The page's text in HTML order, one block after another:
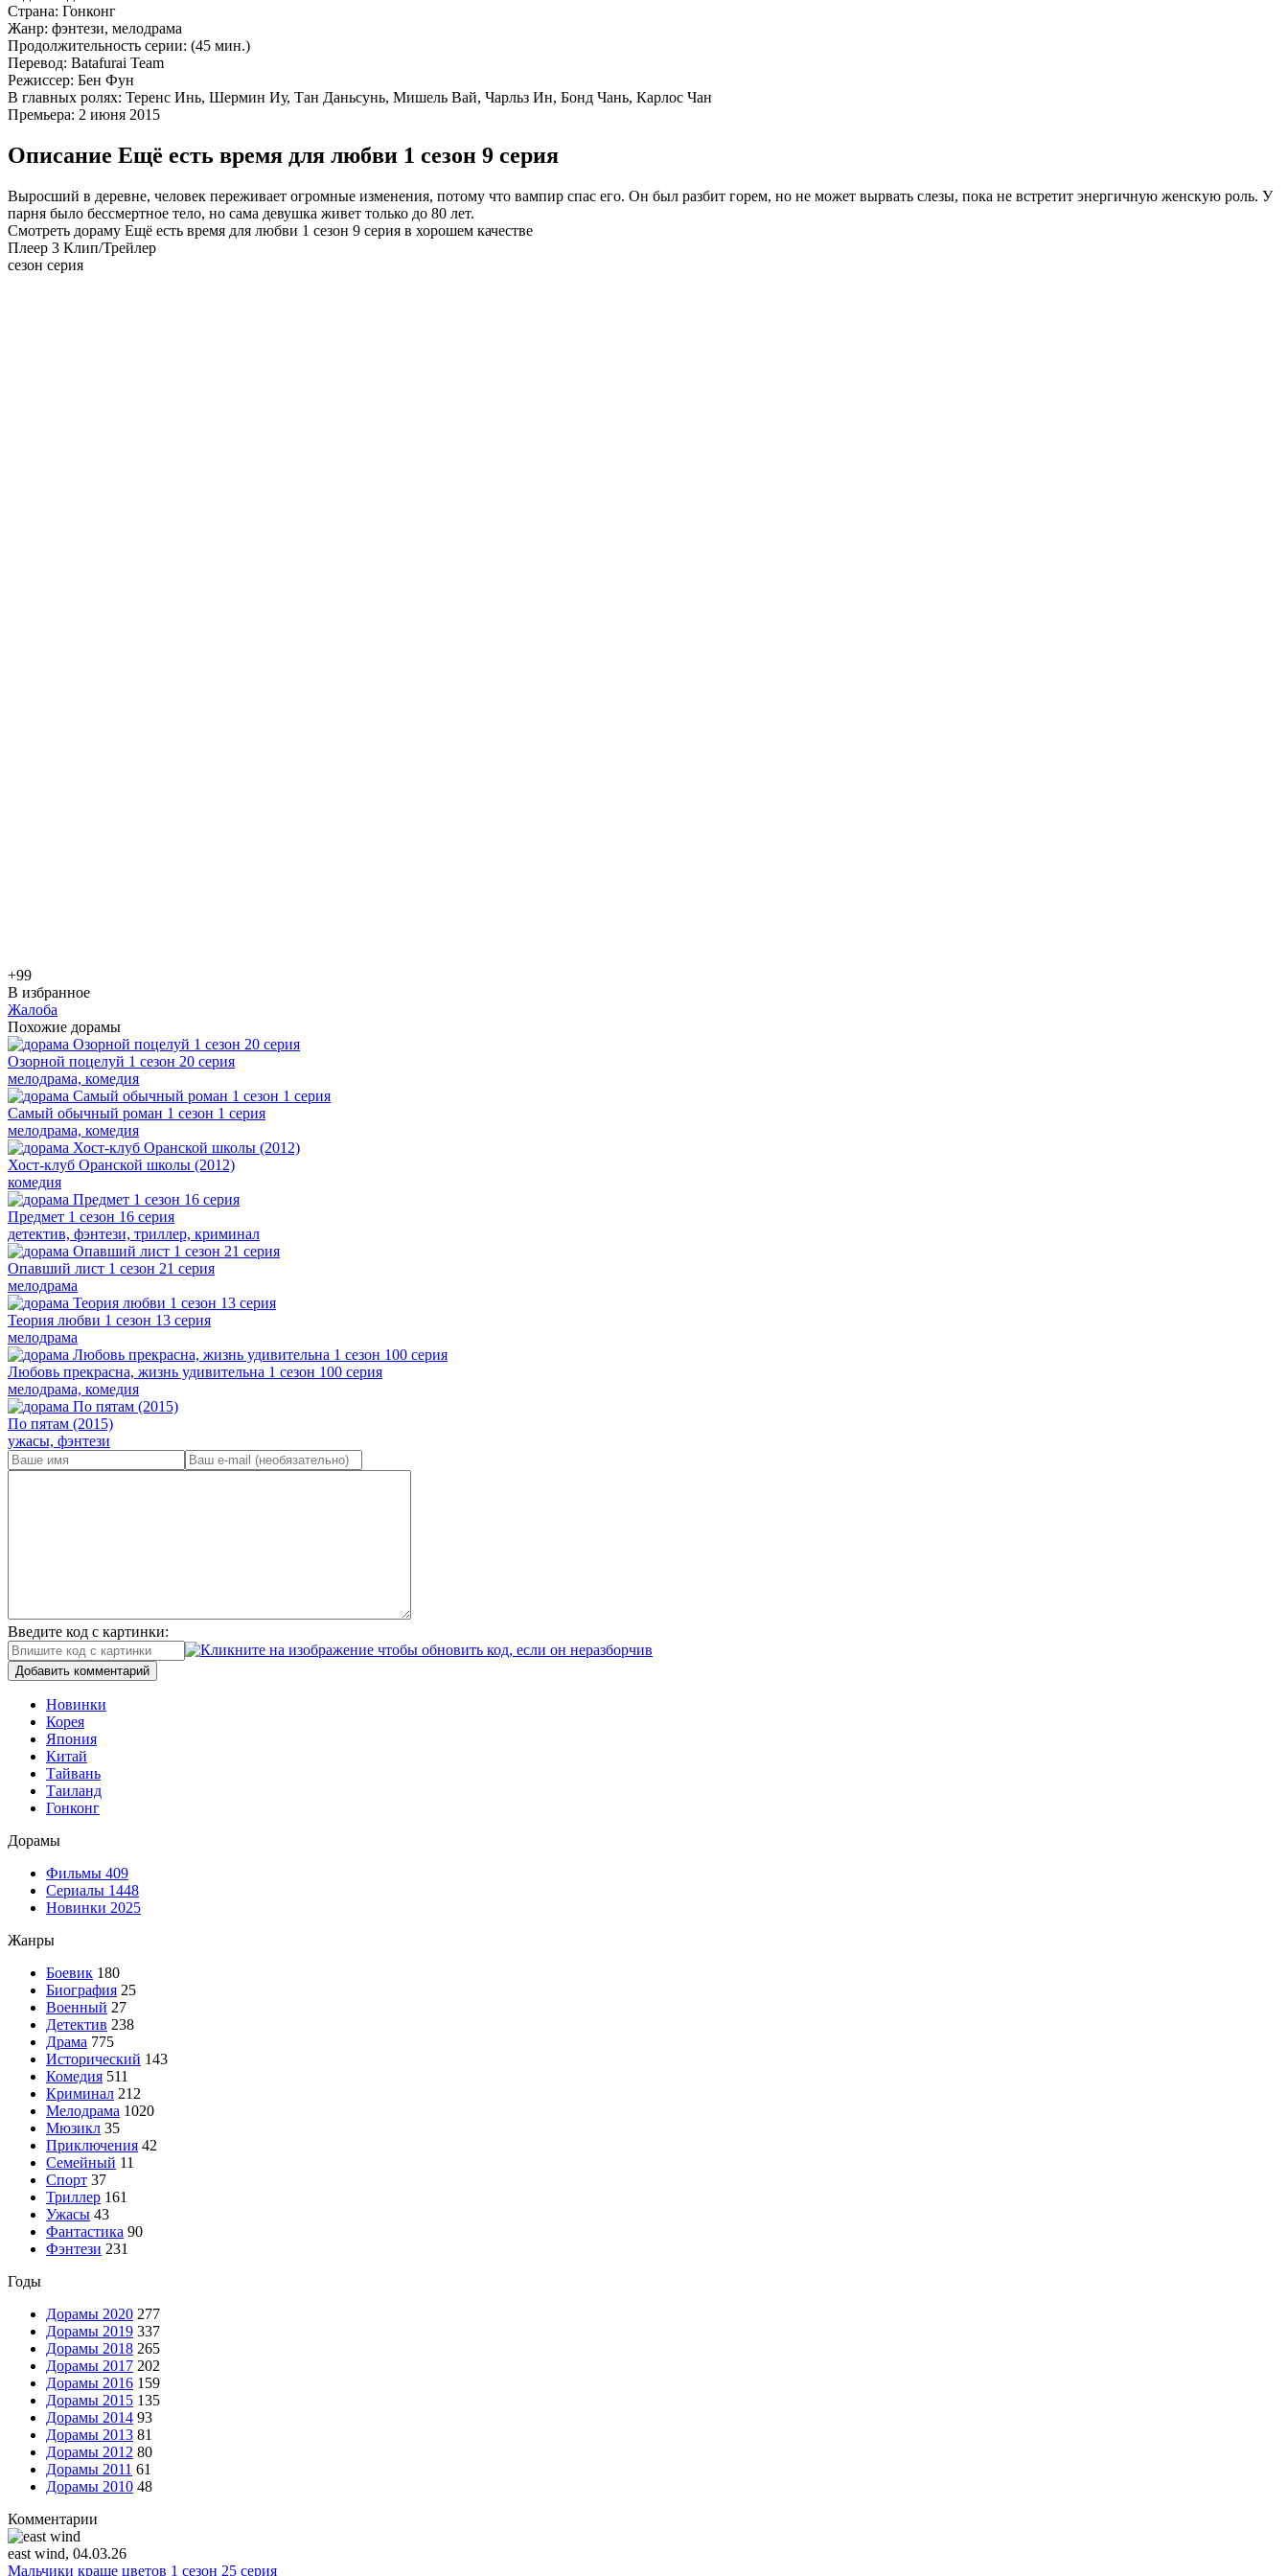
Страна: Гонконг
Жанр: фэнтези, мелодрама
Продолжительность серии: (45 мин.)
Перевод: Batafurai Team
Режиссер: Бен Фун
В главных ролях: Теренс Инь, Шермин Иу, Тан Даньсунь, Мишель Вай, Чарльз Ин, Бонд Чань, Карлос Чан
Премьера: 2 июня 2015
Описание Ещё есть время для любви 1 сезон 9 серия
Выросший в деревне, человек переживает огромные изменения, потому что вампир спас его. Он был разбит горем, но не может вырвать слезы, пока не встретит энергичную женскую роль. У
парня было бессмертное тело, но сама девушка живет только до 80 лет.
Смотреть дораму Ещё есть время для любви 1 сезон 9 серия в хорошем качестве
Плеер 3 Клип/Трейлер
сезон серия
+99
В избранное
Жалоба
Похожие дорамы
Озорной поцелуй 1 сезон 20 серия
мелодрама, комедия
Самый обычный роман 1 сезон 1 серия
мелодрама, комедия
Хост-клуб Оранской школы (2012)
комедия
Предмет 1 сезон 16 серия
детектив, фэнтези, триллер, криминал
Опавший лист 1 сезон 21 серия
мелодрама
Теория любви 1 сезон 13 серия
мелодрама
Любовь прекрасна, жизнь удивительна 1 сезон 100 серия
мелодрама, комедия
По пятам (2015)
ужасы, фэнтези
Введите код с картинки:
Добавить комментарий
Новинки
Корея
Япония
Китай
Тайвань
Таиланд
Гонконг
Дорамы
Фильмы 409
Сериалы 1448
Новинки 2025
Жанры
Боевик 180
Биография 25
Военный 27
Детектив 238
Драма 775
Исторический 143
Комедия 511
Криминал 212
Мелодрама 1020
Мюзикл 35
Приключения 42
Семейный 11
Спорт 37
Триллер 161
Ужасы 43
Фантастика 90
Фэнтези 231
Годы
Дорамы 2020 277
Дорамы 2019 337
Дорамы 2018 265
Дорамы 2017 202
Дорамы 2016 159
Дорамы 2015 135
Дорамы 2014 93
Дорамы 2013 81
Дорамы 2012 80
Дорамы 2011 61
Дорамы 2010 48
Комментарии
east wind, 04.03.26
Мальчики краше цветов 1 сезон 25 серия